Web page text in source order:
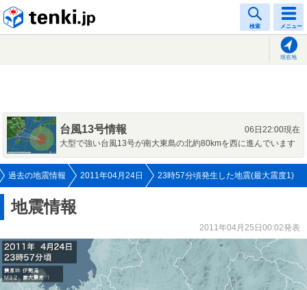
検索 メニュー
現在地
台風13号情報
06日22:00現在
大型で強い台風13号が南大東島の北約80kmを西に進んでいます
過去の地震情報 2011年04月24日 23時57分頃発生した地震(最大震度1)
地震情報
2011年04月25日00:02発表